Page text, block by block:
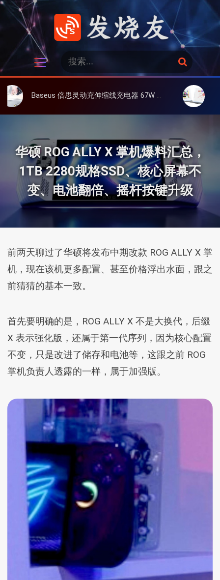
跳
发烧友
：
搜
索
倍思灵动充伸缩线充电器 67W 3C，超耐用可伸缩线、氮化镓、3C多设备同时充 大上 Paperlike
华硕 ROG ALLY X 掌机爆料汇总，
1TB 2280规格SSD、核心屏幕不
变、电池翻倍、摇杆按键升级
前两天聊过了华硕将发布中期改款 ROG ALLY X 掌
机，现在该机更多配置、甚至价格浮出水面，跟之
前猜猜的基本一致。
首先要明确的是，ROG ALLY X 不是大换代，后缀
X 表示强化版，还属于第一代序列，因为核心配置
不变，只是改进了储存和电池等，这跟之前 ROG
掌机负责人透露的一样，属于加强版。